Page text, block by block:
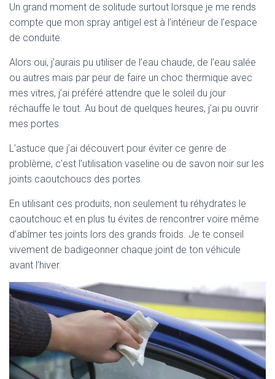
Un grand moment de solitude surtout lorsque je me rends
compte que mon spray antigel est à l’intérieur de l’espace
de conduite.
Alors oui, j’aurais pu utiliser de l’eau chaude, de l’eau salée
ou autres mais par peur de faire un choc thermique avec
mes vitres, j’ai préféré attendre que le soleil du jour
réchauffe le tout. Au bout de quelques heures, j’ai pu ouvrir
mes portes.
L’astuce que j’ai découvert pour éviter ce genre de
problème, c’est l’utilisation vaseline ou de savon noir sur les
joints caoutchoucs des portes.
En utilisant ces produits, non seulement tu réhydrates le
caoutchouc et en plus tu évites de rencontrer voire même
d’abîmer tes joints lors des grands froids. Je te conseil
vivement de badigeonner chaque joint de ton véhicule
avant l’hiver.